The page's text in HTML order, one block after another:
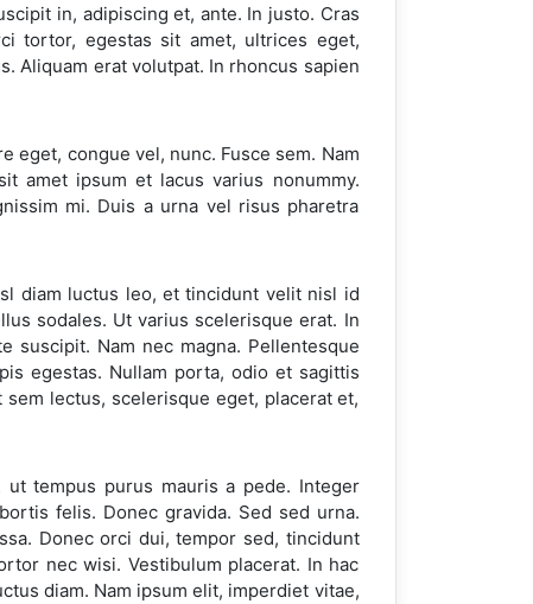
in, adipiscing et, ante. In justo. Cras
tortor, egestas sit amet, ultrices eget,
Aliquam erat volutpat. In rhoncus sapien
eget, congue vel, nunc. Fusce sem. Nam
amet ipsum et lacus varius nonummy.
mi. Duis a urna vel risus pharetra
diam luctus leo, et tincidunt velit nisl id
sodales. Ut varius scelerisque erat. In
suscipit. Nam nec magna. Pellentesque
egestas. Nullam porta, odio et sagittis
lectus, scelerisque eget, placerat et,
tempus purus mauris a pede. Integer
felis. Donec gravida. Sed sed urna.
Donec orci dui, tempor sed, tincidunt
nec wisi. Vestibulum placerat. In hac
diam. Nam ipsum elit, imperdiet vitae,